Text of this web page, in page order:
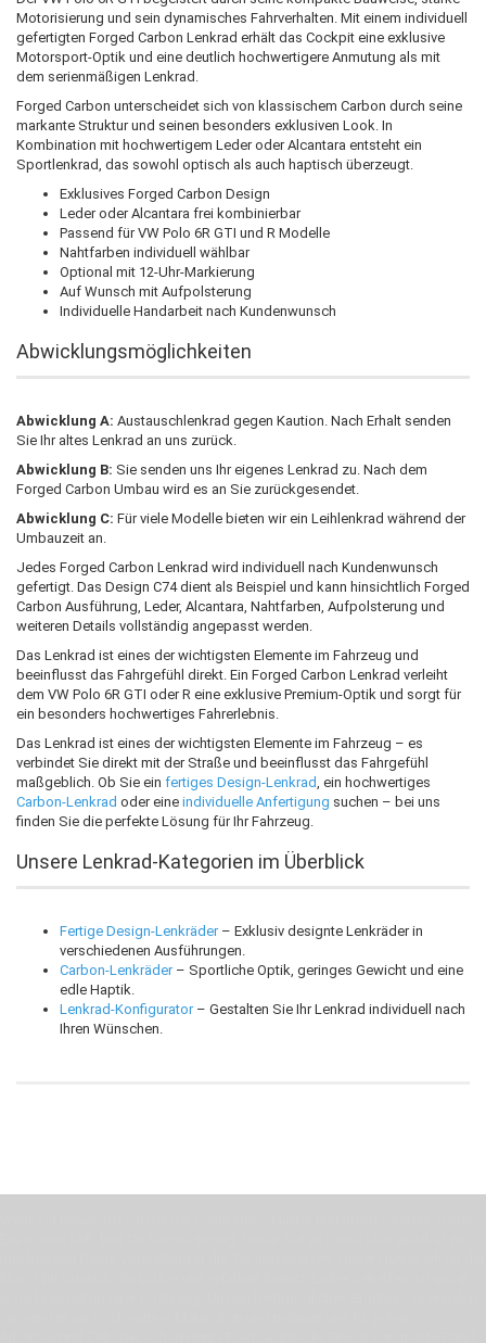
Motorisierung und sein dynamisches Fahrverhalten. Mit einem individuell
gefertigten Forged Carbon Lenkrad erhält das Cockpit eine exklusive
Motorsport-Optik und eine deutlich hochwertigere Anmutung als mit
dem serienmäßigen Lenkrad.
Forged Carbon unterscheidet sich von klassischem Carbon durch seine
markante Struktur und seinen besonders exklusiven Look. In
Kombination mit hochwertigem Leder oder Alcantara entsteht ein
Sportlenkrad, das sowohl optisch als auch haptisch überzeugt.
Exklusives Forged Carbon Design
Leder oder Alcantara frei kombinierbar
Passend für VW Polo 6R GTI und R Modelle
Nahtfarben individuell wählbar
Optional mit 12-Uhr-Markierung
Auf Wunsch mit Aufpolsterung
Individuelle Handarbeit nach Kundenwunsch
Abwicklungsmöglichkeiten
Abwicklung A: Austauschlenkrad gegen Kaution. Nach Erhalt senden
Sie Ihr altes Lenkrad an uns zurück.
Abwicklung B: Sie senden uns Ihr eigenes Lenkrad zu. Nach dem
Forged Carbon Umbau wird es an Sie zurückgesendet.
Abwicklung C: Für viele Modelle bieten wir ein Leihlenkrad während der
Umbauzeit an.
Jedes Forged Carbon Lenkrad wird individuell nach Kundenwunsch
gefertigt. Das Design C74 dient als Beispiel und kann hinsichtlich Forged
Carbon Ausführung, Leder, Alcantara, Nahtfarben, Aufpolsterung und
weiteren Details vollständig angepasst werden.
Das Lenkrad ist eines der wichtigsten Elemente im Fahrzeug und
beeinflusst das Fahrgefühl direkt. Ein Forged Carbon Lenkrad verleiht
dem VW Polo 6R GTI oder R eine exklusive Premium-Optik und sorgt für
ein besonders hochwertiges Fahrerlebnis.
Das Lenkrad ist eines der wichtigsten Elemente im Fahrzeug – es
verbindet Sie direkt mit der Straße und beeinflusst das Fahrgefühl
maßgeblich. Ob Sie ein fertiges Design-Lenkrad , ein hochwertiges
Carbon-Lenkrad oder eine individuelle Anfertigung suchen – bei uns
finden Sie die perfekte Lösung für Ihr Fahrzeug.
Unsere Lenkrad-Kategorien im Überblick
Fertige Design-Lenkräder– Exklusiv designte Lenkräder in
verschiedenen Ausführungen.
Carbon-Lenkräder– Sportliche Optik, geringes Gewicht und eine
edle Haptik.
Lenkrad-Konfigurator– Gestalten Sie Ihr Lenkrad individuell nach
Ihren Wünschen.